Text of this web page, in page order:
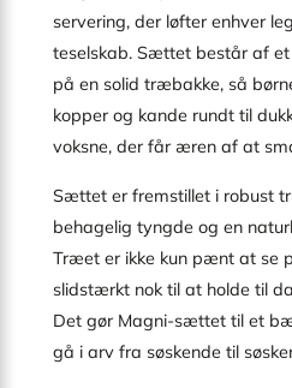
servering, der løfter enhver
teselskab. Sættet består af
på en solid træbakke, så
kopper og kande rundt til
voksne, der får æren af at
Sættet er fremstillet i robust
behagelig tyngde og en
Træet er ikke kun pænt at se
slidstærkt nok til at holde til
Det gør Magni-sættet til et
gå i arv fra søskende til